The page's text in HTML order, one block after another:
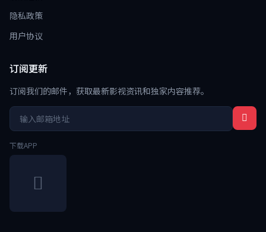
隐私政策
用户协议
订阅更新
订阅我们的邮件，获取最新影视资讯和独家内容推荐。
下载APP